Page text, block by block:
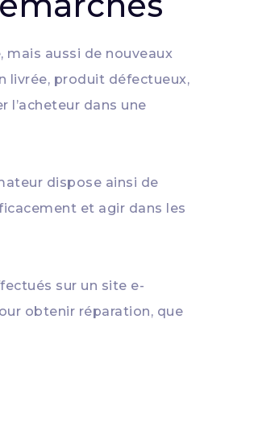
aussi de nouveaux
livrée, produit défectueux,
dans une
dispose ainsi de
et agir dans les
sur un site e-
obtenir réparation, que